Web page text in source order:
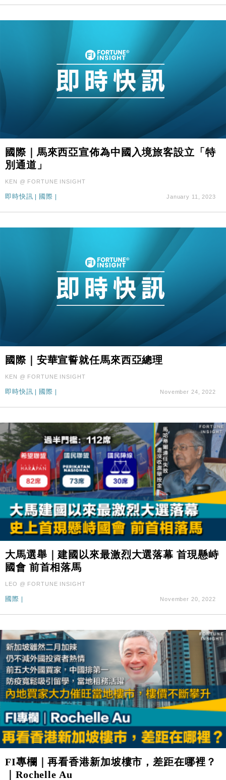
國際｜馬來西亞宣佈為中國入境旅客設立「特
別通道」
KEN @ FORTUNE INSIGHT
即時快訊 國際 January 11, 2023
國際｜安華宣誓就任馬來西亞總理
KEN @ FORTUNE INSIGHT
即時快訊 | 國際 | November 24, 2022
大馬選舉｜建國以來最激烈大選落幕 首現懸峙
國會 前首相落馬
LEO @ FORTUNE INSIGHT
國際 | November 20, 2022
FI專欄｜再看香港新加坡樓市，差距在哪裡？
｜Rochelle Au